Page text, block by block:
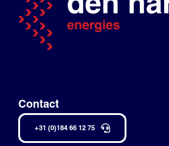
Contact
+31 (0)184 66 12 75